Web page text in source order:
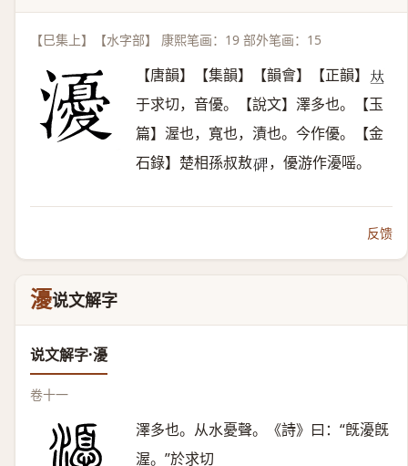
【巳集上】【水字部】 康熙笔画：19 部外笔画：15
【唐韻】【集韻】【韻會】【正韻】 𠀤
于求切，音優。【說文】澤多也。【玉
篇】渥也，寬也，漬也。今作優。【金
石錄】楚相孫叔敖𥓓 ，優游作瀀嗂。
反馈
瀀说文解字
说文解字·瀀
卷十一
澤多也。从水憂聲。《詩》曰：“旣瀀旣
渥。”於求切